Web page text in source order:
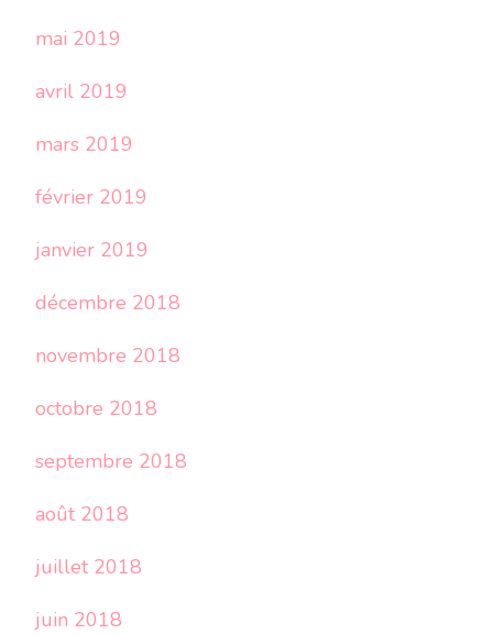
mai 2019
avril 2019
mars 2019
février 2019
janvier 2019
décembre 2018
novembre 2018
octobre 2018
septembre 2018
août 2018
juillet 2018
juin 2018